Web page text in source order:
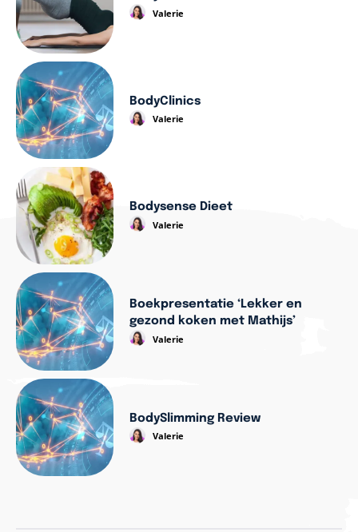
Valerie
BodyClinics
Valerie
Bodysense Dieet
Valerie
Boekpresentatie ‘Lekker en
gezond koken met Mathijs’
Valerie
BodySlimming Review
Valerie